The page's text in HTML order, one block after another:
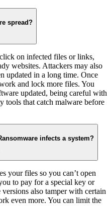
spread?
on infected files or links,
websites. Attackers may also
updated in a long time. Once
and lock more files. You
updated, being careful with
tools that catch malware before
infects a system?
your files so you can’t open
to pay for a special key or
also tamper with certain
even more. You can limit the